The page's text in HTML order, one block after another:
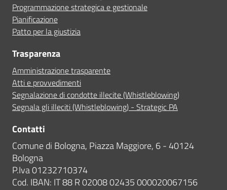
Programmazione strategica e gestionale
Pianificazione
Patto per la giustizia
Trasparenza
Amministrazione trasparente
Atti e provvedimenti
Segnalazione di condotte illecite (Whistleblowing)
Segnala gli illeciti (Whistleblowing) - Strategic PA
Contatti
Comune di Bologna, Piazza Maggiore, 6 - 40124
Bologna
P.Iva 01232710374
Cod. IBAN: IT 88 R 02008 02435 000020067156